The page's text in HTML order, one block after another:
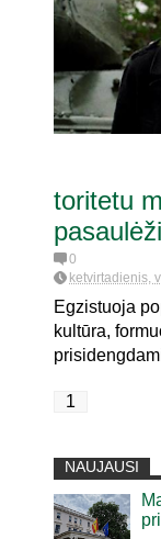
pat. referendumui dėl
toritetu
0
ketvirtadienis,
Egzistuoja
kultūra,
1
NAUJAUSI